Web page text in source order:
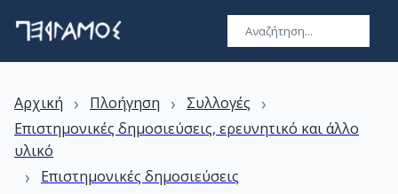
Αρχική › Πλοήγηση › Συλλογές ›
Επιστημονικές δημοσιεύσεις, ερευνητικό και άλλο
υλικό
› Επιστημονικές δημοσιεύσεις